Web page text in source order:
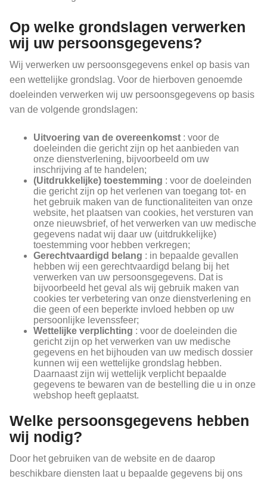
Op welke grondslagen verwerken
wij uw persoonsgegevens?
Wij verwerken uw persoonsgegevens enkel op basis van
een wettelijke grondslag. Voor de hierboven genoemde
doeleinden verwerken wij uw persoonsgegevens op basis
van de volgende grondslagen:
Uitvoering van de overeenkomst : voor de
doeleinden die gericht zijn op het aanbieden van
onze dienstverlening, bijvoorbeeld om uw
inschrijving af te handelen;
(Uitdrukkelijke) toestemming : voor de doeleinden
die gericht zijn op het verlenen van toegang tot- en
het gebruik maken van de functionaliteiten van onze
website, het plaatsen van cookies, het versturen van
onze nieuwsbrief, of het verwerken van uw medische
gegevens nadat wij daar uw (uitdrukkelijke)
toestemming voor hebben verkregen;
Gerechtvaardigd belang : in bepaalde gevallen
hebben wij een gerechtvaardigd belang bij het
verwerken van uw persoonsgegevens. Dat is
bijvoorbeeld het geval als wij gebruik maken van
cookies ter verbetering van onze dienstverlening en
die geen of een beperkte invloed hebben op uw
persoonlijke levenssfeer;
Wettelijke verplichting : voor de doeleinden die
gericht zijn op het verwerken van uw medische
gegevens en het bijhouden van uw medisch dossier
kunnen wij een wettelijke grondslag hebben.
Daarnaast zijn wij wettelijk verplicht bepaalde
gegevens te bewaren van de bestelling die u in onze
webshop heeft geplaatst.
Welke persoonsgegevens hebben
wij nodig?
Door het gebruiken van de website en de daarop
beschikbare diensten laat u bepaalde gegevens bij ons